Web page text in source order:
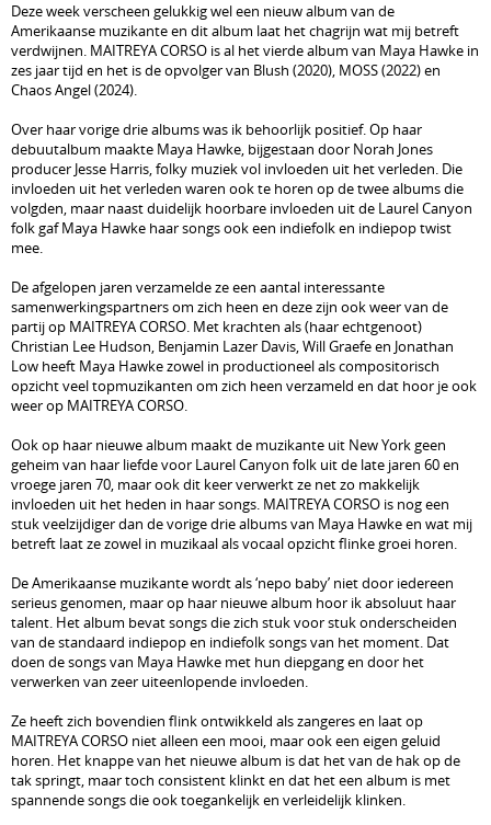
Deze week verscheen gelukkig wel een nieuw album van de
Amerikaanse muzikante en dit album laat het chagrijn wat mij betreft
verdwijnen. MAITREYA CORSO is al het vierde album van Maya Hawke in
zes jaar tijd en het is de opvolger van Blush (2020), MOSS (2022) en
Chaos Angel (2024).
Over haar vorige drie albums was ik behoorlijk positief. Op haar
debuutalbum maakte Maya Hawke, bijgestaan door Norah Jones
producer Jesse Harris, folky muziek vol invloeden uit het verleden. Die
invloeden uit het verleden waren ook te horen op de twee albums die
volgden, maar naast duidelijk hoorbare invloeden uit de Laurel Canyon
folk gaf Maya Hawke haar songs ook een indiefolk en indiepop twist
mee.
De afgelopen jaren verzamelde ze een aantal interessante
samenwerkingspartners om zich heen en deze zijn ook weer van de
partij op MAITREYA CORSO. Met krachten als (haar echtgenoot)
Christian Lee Hudson, Benjamin Lazer Davis, Will Graefe en Jonathan
Low heeft Maya Hawke zowel in productioneel als compositorisch
opzicht veel topmuzikanten om zich heen verzameld en dat hoor je ook
weer op MAITREYA CORSO.
Ook op haar nieuwe album maakt de muzikante uit New York geen
geheim van haar liefde voor Laurel Canyon folk uit de late jaren 60 en
vroege jaren 70, maar ook dit keer verwerkt ze net zo makkelijk
invloeden uit het heden in haar songs. MAITREYA CORSO is nog een
stuk veelzijdiger dan de vorige drie albums van Maya Hawke en wat mij
betreft laat ze zowel in muzikaal als vocaal opzicht flinke groei horen.
De Amerikaanse muzikante wordt als ‘nepo baby’ niet door iedereen
serieus genomen, maar op haar nieuwe album hoor ik absoluut haar
talent. Het album bevat songs die zich stuk voor stuk onderscheiden
van de standaard indiepop en indiefolk songs van het moment. Dat
doen de songs van Maya Hawke met hun diepgang en door het
verwerken van zeer uiteenlopende invloeden.
Ze heeft zich bovendien flink ontwikkeld als zangeres en laat op
MAITREYA CORSO niet alleen een mooi, maar ook een eigen geluid
horen. Het knappe van het nieuwe album is dat het van de hak op de
tak springt, maar toch consistent klinkt en dat het een album is met
spannende songs die ook toegankelijk en verleidelijk klinken.